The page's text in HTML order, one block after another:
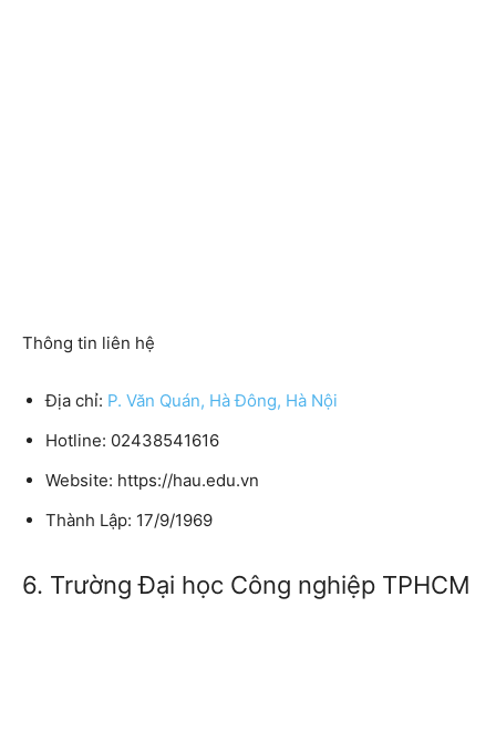
Thông tin liên hệ
Địa chỉ: P. Văn Quán, Hà Đông, Hà Nội
Hotline: 02438541616
Website: https://hau.edu.vn
Thành Lập: 17/9/1969
6. Trường Đại học Công nghiệp TPHCM